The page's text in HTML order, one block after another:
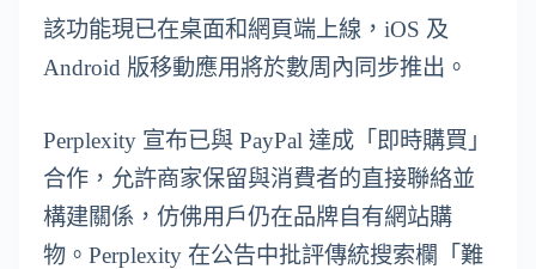
該功能現已在桌面和網頁端上線，iOS 及
Android 版移動應用將於數周內同步推出。
Perplexity 宣布已與 PayPal 達成「即時購買」
合作，允許商家保留與消費者的直接聯絡並
構建關係，仿佛用戶仍在品牌自有網站購
物。Perplexity 在公告中批評傳統搜索欄「難